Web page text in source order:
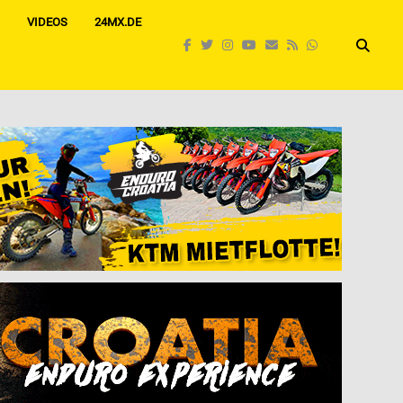
VIDEOS 24MX.DE